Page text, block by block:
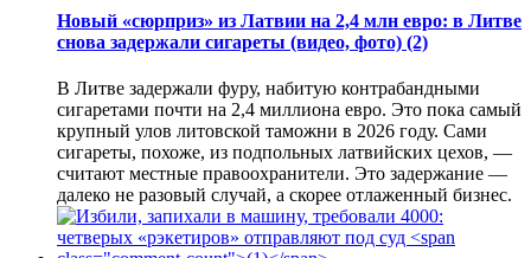
Новый «сюрприз» из Латвии на 2,4 млн евро: в Литве
снова задержали сигареты (видео, фото) (2)
В Литве задержали фуру, набитую контрабандными
сигаретами почти на 2,4 миллиона евро. Это пока самый
крупный улов литовской таможни в 2026 году. Сами
сигареты, похоже, из подпольных латвийских цехов, —
считают местные правоохранители. Это задержание —
далеко не разовый случай, а скорее отлаженный бизнес.